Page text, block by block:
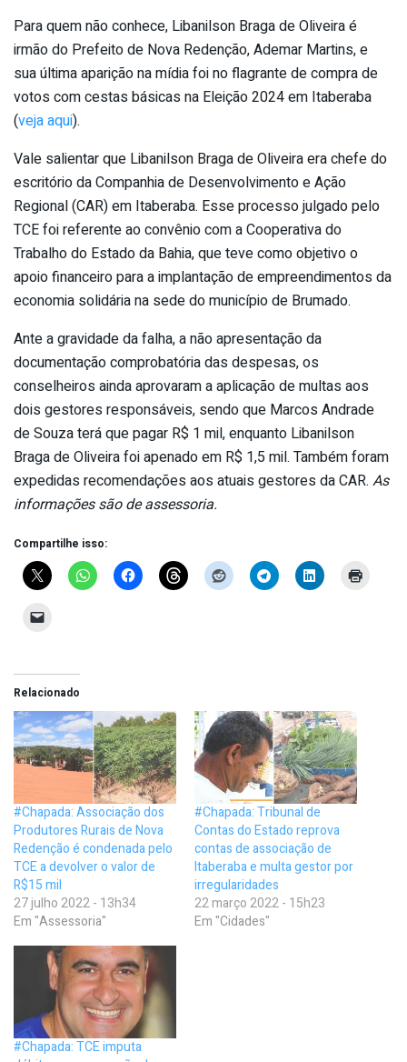
Para quem não conhece, Libanilson Braga de Oliveira é
irmão do Prefeito de Nova Redenção, Ademar Martins, e
sua última aparição na mídia foi no flagrante de compra de
votos com cestas básicas na Eleição 2024 em Itaberaba
(veja aqui).
Vale salientar que Libanilson Braga de Oliveira era chefe do
escritório da Companhia de Desenvolvimento e Ação
Regional (CAR) em Itaberaba. Esse processo julgado pelo
TCE foi referente ao convênio com a Cooperativa do
Trabalho do Estado da Bahia, que teve como objetivo o
apoio financeiro para a implantação de empreendimentos da
economia solidária na sede do município de Brumado.
Ante a gravidade da falha, a não apresentação da
documentação comprobatória das despesas, os
conselheiros ainda aprovaram a aplicação de multas aos
dois gestores responsáveis, sendo que Marcos Andrade
de Souza terá que pagar R$ 1 mil, enquanto Libanilson
Braga de Oliveira foi apenado em R$ 1,5 mil. Também foram
expedidas recomendações aos atuais gestores da CAR. As
informações são de assessoria.
Compartilhe isso:
Relacionado
#Chapada: Associação dos
Produtores Rurais de Nova
Redenção é condenada pelo
TCE a devolver o valor de
R$15 mil
27 julho 2022 - 13h34
Em "Assessoria"
#Chapada: Tribunal de
Contas do Estado reprova
contas de associação de
Itaberaba e multa gestor por
irregularidades
22 março 2022 - 15h23
Em "Cidades"
#Chapada: TCE imputa